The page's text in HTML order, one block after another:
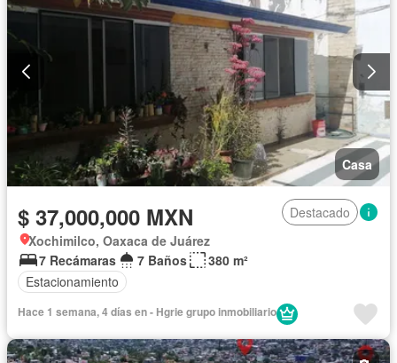
Casa
$ 37,000,000 MXN
Destacado
Xochimilco, Oaxaca de Juárez
7 Recámaras
7 Baños
380 m²
Estacionamiento
Hace 1 semana, 4 días en - Hgrie grupo inmobiliario